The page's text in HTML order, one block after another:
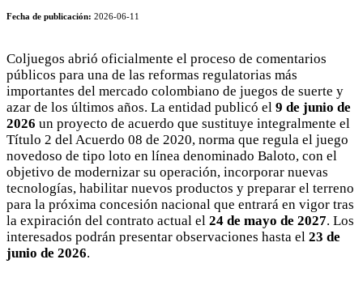
Fecha de publicación: 2026-06-11
Coljuegos abrió oficialmente el proceso de comentarios
públicos para una de las reformas regulatorias más
importantes del mercado colombiano de juegos de suerte y
azar de los últimos años. La entidad publicó el 9 de junio de
2026 un proyecto de acuerdo que sustituye integralmente el
Título 2 del Acuerdo 08 de 2020, norma que regula el juego
novedoso de tipo loto en línea denominado Baloto, con el
objetivo de modernizar su operación, incorporar nuevas
tecnologías, habilitar nuevos productos y preparar el terreno
para la próxima concesión nacional que entrará en vigor tras
la expiración del contrato actual el 24 de mayo de 2027. Los
interesados podrán presentar observaciones hasta el 23 de
junio de 2026.